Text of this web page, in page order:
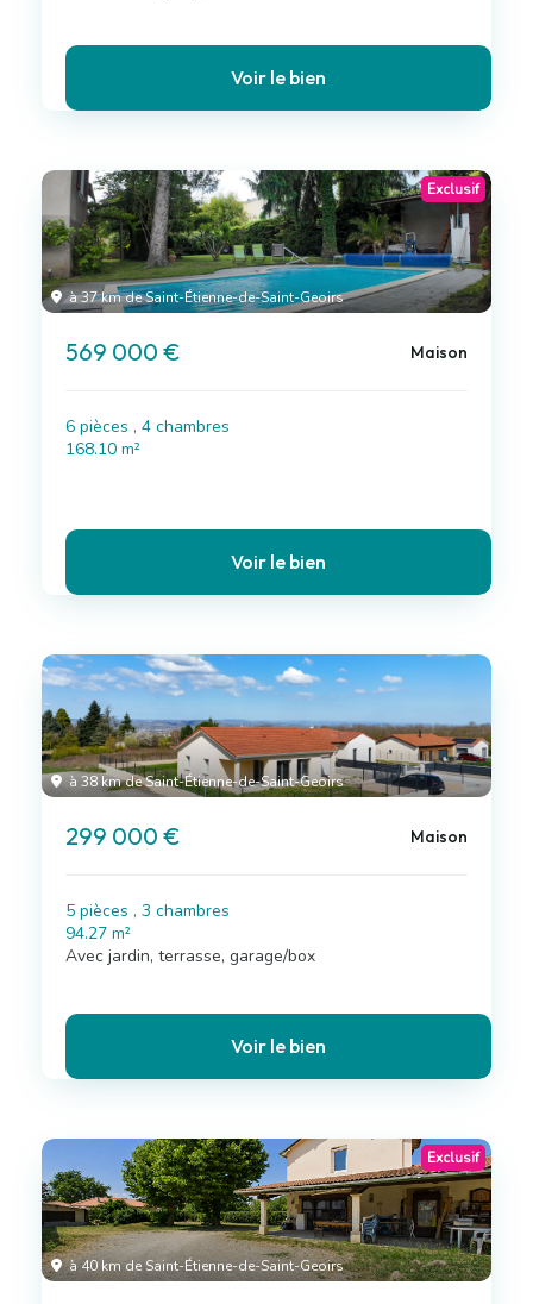
Voir le bien
à 37 km de Saint-Étienne-de-Saint-Geoirs
Exclusif
569 000 € Maison
6 pièces , 4 chambres
168.10 m²
Voir le bien
à 38 km de Saint-Étienne-de-Saint-Geoirs
299 000 € Maison
5 pièces , 3 chambres
94.27 m²
Avec jardin, terrasse, garage/box
Voir le bien
à 40 km de Saint-Étienne-de-Saint-Geoirs
Exclusif